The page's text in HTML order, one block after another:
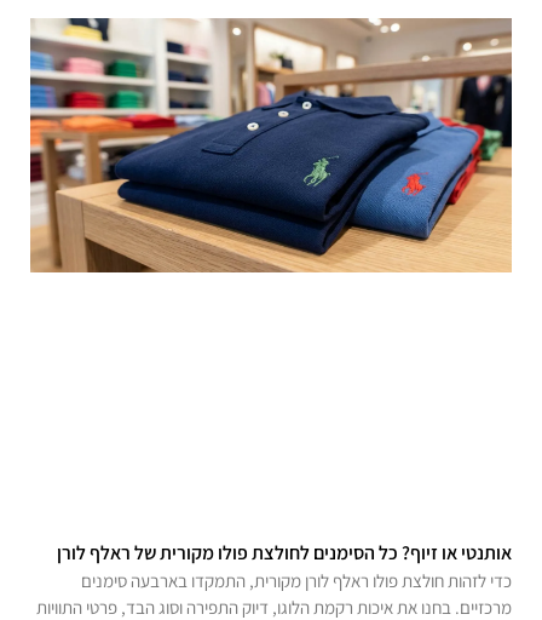
אותנטי או זיוף? כל הסימנים לחולצת פולו מקורית של ראלף לורן
כדי לזהות חולצת פולו ראלף לורן מקורית, התמקדו בארבעה סימנים
מרכזיים. בחנו את איכות רקמת הלוגו, דיוק התפירה וסוג הבד, פרטי התוויות